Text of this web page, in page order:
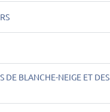
DE BLANCHE-NEIGE ET DES